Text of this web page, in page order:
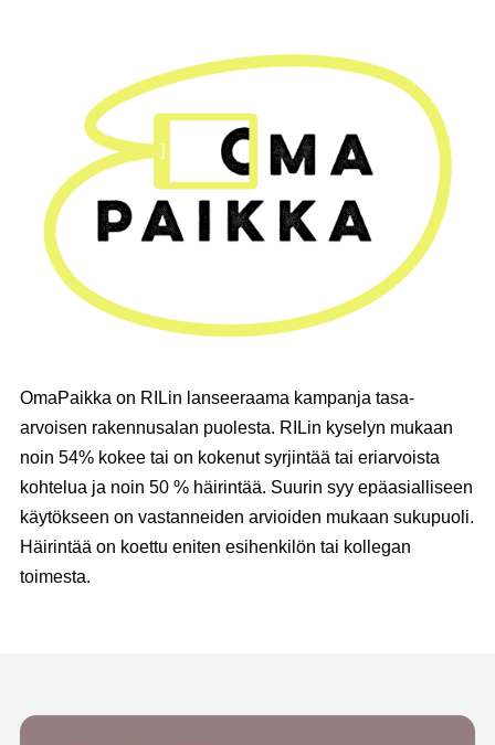
OmaPaikka on RILin lanseeraama kampanja tasa-
arvoisen rakennusalan puolesta. RILin kyselyn mukaan
noin 54% kokee tai on kokenut syrjintää tai eriarvoista
kohtelua ja noin 50 % häirintää. Suurin syy epäasialliseen
käytökseen on vastanneiden arvioiden mukaan sukupuoli.
Häirintää on koettu eniten esihenkilön tai kollegan
toimesta.